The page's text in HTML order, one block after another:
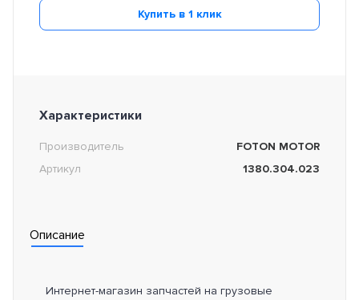
Купить в 1 клик
Характеристики
Производитель
FOTON MOTOR
Артикул
1380.304.023
Описание
Интернет-магазин запчастей на грузовые